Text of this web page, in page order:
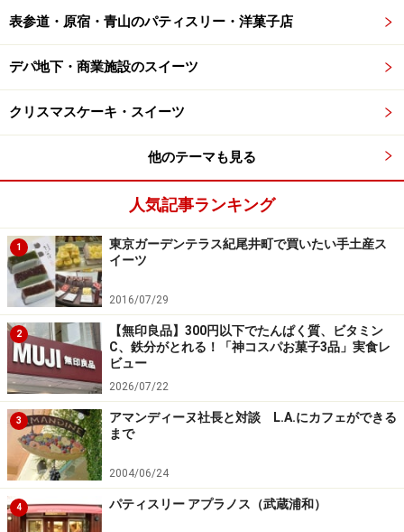
かわり自由）で、テーブルまで焼きたてのパイが届けら
れ、好きなだけ食べることができるのが嬉しい！
品をご紹介しましょう。
ダッチアップルパイ
ダッチアップルパイ 500円（1人用）/2,950円（3～4人用）
（税別）
スイーツの中では、やはりアップルパイがイチオシで
す。
サクサク、カリカリッとした小気味よい食感のクランブ
ルがたっぷりはいっています。この食感は焼き立てなら
では！クランブルをのせて90分かけてじっくりと焼いた
アップルパイです。
表参道・原宿・青山のパティスリー・洋菓子店
デパ地下・商業施設のスイーツ
クリスマスケーキ・スイーツ
他のテーマも見る
人気記事ランキング
1
東京ガーデンテラス紀尾井町で買いたい手土産ス
イーツ
2016/07/29
2
【無印良品】300円以下でたんぱく質、ビタミン
C、鉄分がとれる！「神コスパお菓子3品」実食レ
ビュー
2026/07/22
3
アマンディーヌ社長と対談 L.A.にカフェができる
まで
2004/06/24
4 パティスリー アプラノス（武蔵浦和）